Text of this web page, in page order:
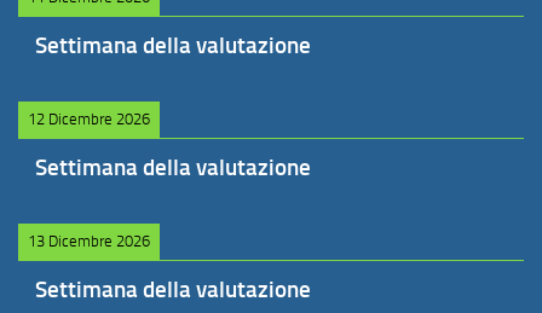
Settimana della valutazione
12 Dicembre 2026
Settimana della valutazione
13 Dicembre 2026
Settimana della valutazione